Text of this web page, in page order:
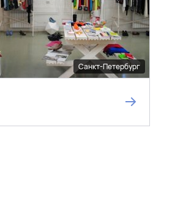
Санкт-Петербург